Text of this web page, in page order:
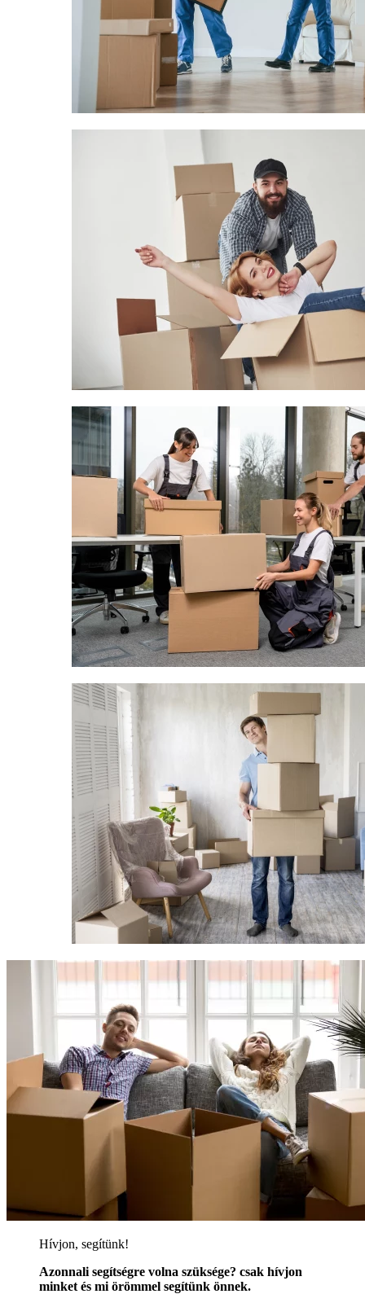
Hívjon, segítünk!
Azonnali segítségre volna szüksége? csak hívjon
minket és mi örömmel segítünk önnek.